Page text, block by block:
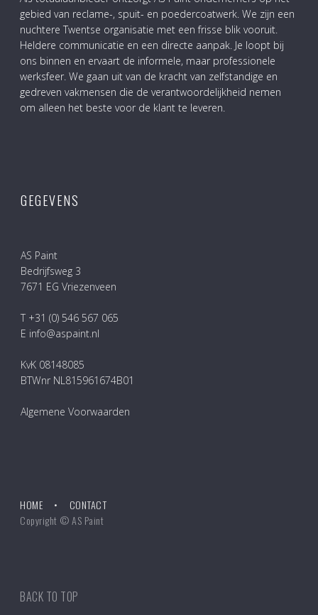
gebied van reclame-, spuit- en poedercoatwerk. We zijn een
nuchtere Twentse organisatie met een frisse blik vooruit.
Heldere communicatie en een directe aanpak. Je loopt bij
ons binnen en ervaart de informele, maar professionele
werksfeer. We gaan uit van de kracht van zelfstandige en
gedreven vakmensen die de verantwoordelijkheid nemen
om alleen het beste voor de klant te leveren.
GEGEVENS
AS Paint
Bedrijfsweg 3
7671 EG Vriezenveen
T +31 (0) 546 567 065
E info@aspaint.nl
KvK 08148085
BTWnr NL815961674B01
Algemene Voorwaarden
HOME
CONTACT
Copyright © AS Paint
BACK TO TOP